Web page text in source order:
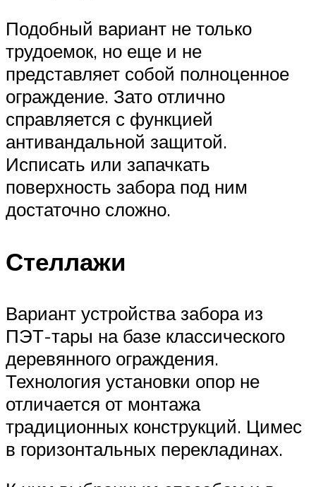
Подобный вариант не только
трудоемок, но еще и не
представляет собой полноценное
ограждение. Зато отлично
справляется с функцией
антивандальной защитой.
Исписать или запачкать
поверхность забора под ним
достаточно сложно.
Стеллажи
Вариант устройства забора из
ПЭТ-тары на базе классического
деревянного ограждения.
Технология установки опор не
отличается от монтажа
традиционных конструкций. Цимес
в горизонтальных перекладинах.